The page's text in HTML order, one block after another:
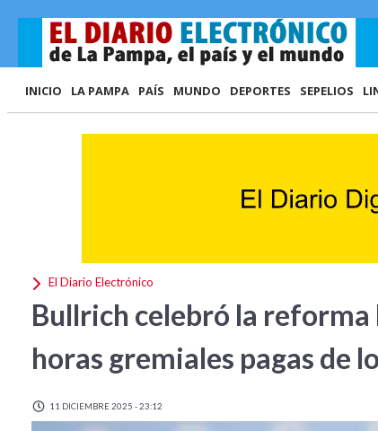
INICIO LA PAMPA PAÍS MUNDO DEPORTES SEPELIOS
El Diario Electrónico
Bullrich celebró la
horas gremiales pagas de
11 DICIEMBRE 2025 - 23:12